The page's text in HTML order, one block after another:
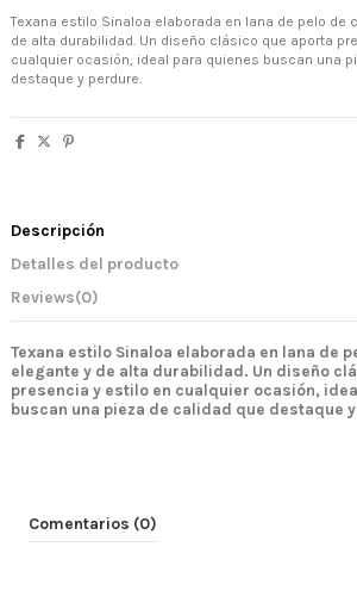
Texana estilo Sinaloa elaborada en lana de pelo de
de alta durabilidad. Un diseño clásico que aporta
cualquier ocasión, ideal para quienes buscan una
destaque y perdure.
Descripción
Detalles del producto
Reviews(0)
Texana estilo Sinaloa elaborada en lana de
elegante y de alta durabilidad. Un diseño
presencia y estilo en cualquier ocasión,
buscan una pieza de calidad que destaque
Comentarios (0)